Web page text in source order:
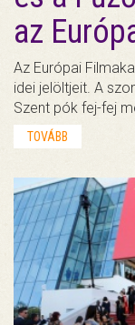
az
Az Európai
idei jelöltjeit. A
Szent pók fej-fej
TOVÁBB